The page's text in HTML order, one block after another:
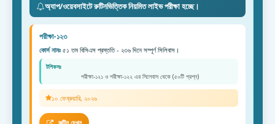
অ্যাপ/ওয়েবসাইটে রুটিনভিত্তিক নিয়মিত লাইভ পরীক্ষা হচ্ছে।
পরীক্ষা-১২৩
কোর্স নামঃ ৫১ তম বিসিএস প্রস্ততি - ২৩৬ দিনে সম্পূর্ণ সিলিবাস।
টপিকসঃ
পরীক্ষা-১২১ ও পরীক্ষা-১২২ এর সিলেবাস থেকে (৫০টি প্রশ্ন)
১০ ফেব্রুয়ারি, ২০২৬